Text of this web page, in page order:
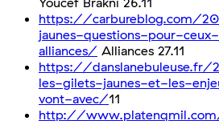
https://carbureblog.com/
jaunes-questions-pour-
alliances/ Alliances 27.11
https://
les-gilets-jaunes-et-les-
vont-avec/11
http://